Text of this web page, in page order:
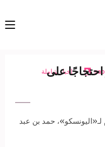
اخبار شاملة
على